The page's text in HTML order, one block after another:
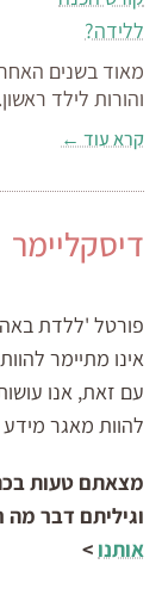
מאוד בשנים
והורות לילד
קרא עוד ←
דיסקליימר
פורטל 'ללדת
אינו מתיימר
עם זאת, אנו
להוות מאגר מידע
מצאתם טעות
וגיליתם דבר
אותנו >